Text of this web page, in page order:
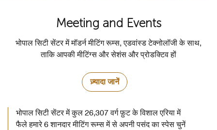
Meeting and Events
भोपाल सिटी सेंटर में मॉडर्न मीटिंग रूम्स, एडवांस्ड टेक्नोलॉजी के साथ,
ताकि आपकी मीटिंग्स और सेशंस और प्रोडक्टिव हों
ज़्यादा जानें
भोपाल सिटी सेंटर में कुल 26,307 वर्ग फ़ुट के विशाल एरिया में
फैले हमारे 6 शानदार मीटिंग रूम्स में से अपनी पसंद का स्पेस चुनें